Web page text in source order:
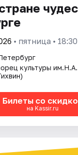
• пятница • 18:30
культуры
Билеты со
на Kassir.ru